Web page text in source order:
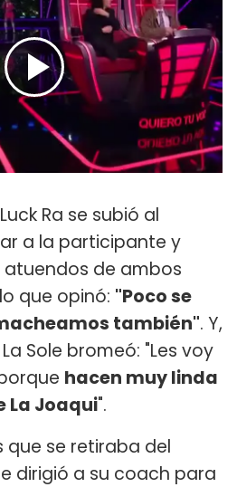
Ra se subió al
a la participante y
de ambos
que opinó: "Poco se
también". Y,
Sole bromeó: "Les voy
hacen muy linda
La Joaqui".
que se retiraba del
dirigió a su coach para